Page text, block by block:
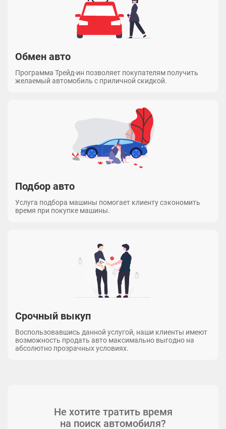
Обмен авто
Программа Трейд-ин позволяет покупателям получить
желаемый автомобиль с приличной скидкой.
Подбор авто
Услуга подбора машины помогает клиенту сэкономить
время при покупке машины.
Срочный выкуп
Воспользовавшись данной услугой, наши клиенты имеют
возможность продать авто максимально выгодно на
абсолютно прозрачных условиях.
Не хотите тратить время
на поиск автомобиля?